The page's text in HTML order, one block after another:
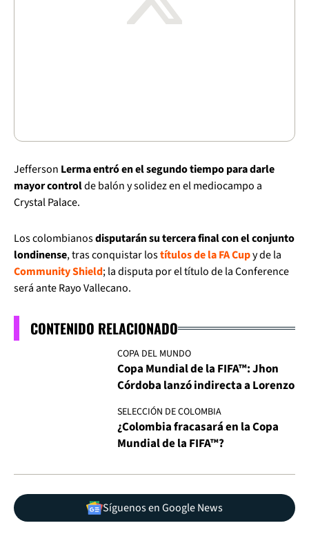
Jefferson Lerma entró en el segundo tiempo para darle
mayor controlde balón y solidez en el mediocampo a
Crystal Palace.
Los colombianosdisputarán su tercera final con el conjunto
londinense, tras conquistar lostítulos de la FA Cupy de la
Community Shield; la disputa por el título de la Conference
será ante Rayo Vallecano.
CONTENIDO RELACIONADO
COPA DEL MUNDO
Copa Mundial de la FIFA™: Jhon
Córdoba lanzó indirecta a Lorenzo
SELECCIÓN DE COLOMBIA
¿Colombia fracasará en la Copa
Mundial de la FIFA™?
Síguenos en Google News